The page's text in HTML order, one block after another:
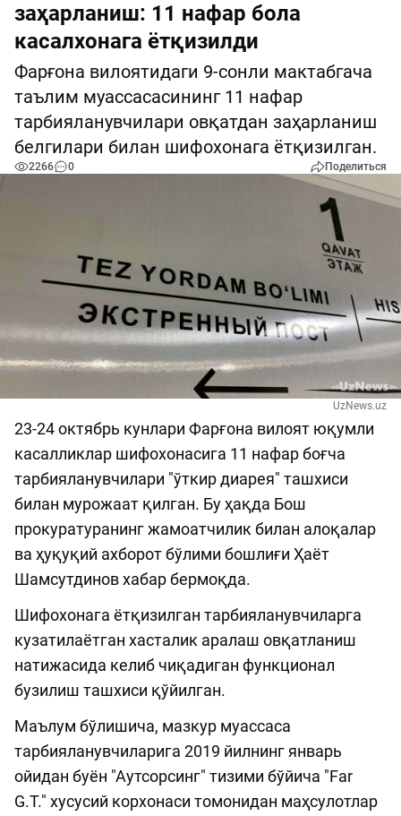
заҳарланиш: 11 нафар бола
касалхонага ётқизилди
Фарғона вилоятидаги 9-сонли мактабгача
таълим муассасасининг 11 нафар
тарбияланувчилари овқатдан заҳарланиш
белгилари билан шифохонага ётқизилган.
2266 0 Поделиться
UzNews.uz
23-24 октябрь кунлари Фарғона вилоят юқумли
касалликлар шифохонасига 11 нафар боғча
тарбияланувчилари "ўткир диарея" ташхиси
билан мурожаат қилган. Бу ҳақда Бош
прокуратуранинг жамоатчилик билан алоқалар
ва ҳуқуқий ахборот бўлими бошлиғи Ҳаёт
Шамсутдинов хабар бермоқда.
Шифохонага ётқизилган тарбияланувчиларга
кузатилаётган хасталик аралаш овқатланиш
натижасида келиб чиқадиган функционал
бузилиш ташхиси қўйилган.
Маълум бўлишича, мазкур муассаса
тарбияланувчиларига 2019 йилнинг январь
ойидан буён "Аутсорсинг" тизими бўйича "Far
G.T." хусусий корхонаси томонидан маҳсулотлар